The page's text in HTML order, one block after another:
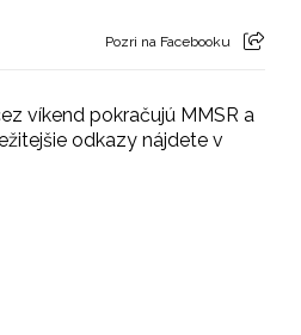
Pozri na Facebooku
víkend pokračujú MMSR a
odkazy nájdete v